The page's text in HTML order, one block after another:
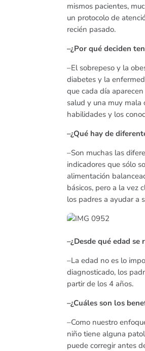
mismos pacientes,
un protocolo de
recién pasado.
–¿Por qué deciden
–El sobrepeso y la
diabetes y la
que cada día
salud y una muy mala
habilidades y los
–¿Qué hay de
–Son muchas las
indicadores que sólo
alimentación
básicos, pero a la vez
los padres a ayudar a
–¿Desde qué edad
–La edad no es lo
diagnosticado, los
partir de los 4 años.
–¿Cuáles son los
–Como nuestro
niño tiene alguna
puede corregir antes